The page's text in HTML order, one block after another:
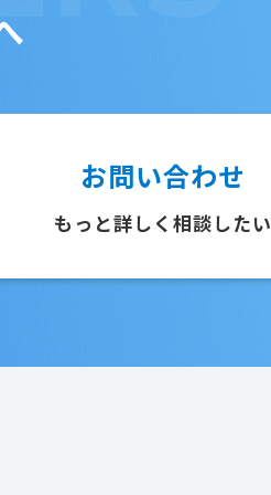
お問い合わせ
もっと詳しく相談したい